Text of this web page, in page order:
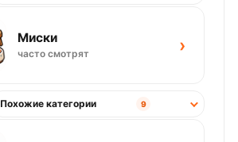
Миски
часто смотрят ›
Похожие категории 9